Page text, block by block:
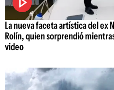
La nueva faceta artística del ex
Rolín, quien sorprendió
video